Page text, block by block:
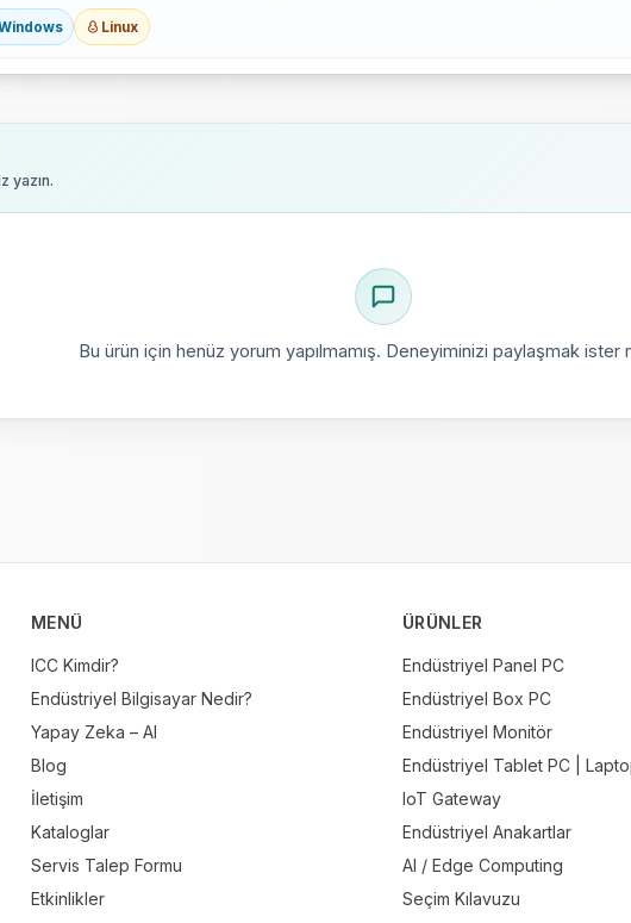
Linux
yazın.
Bu ürün için henüz yorum yapılmamış. Deneyiminizi paylaşmak ister
MENÜ
ICC Kimdir?
Endüstriyel Bilgisayar Nedir?
Yapay Zeka – AI
Blog
İletişim
Kataloglar
Servis Talep Formu
Etkinlikler
ÜRÜNLER
Endüstriyel Panel PC
Endüstriyel Box PC
Endüstriyel Monitör
Endüstriyel Tablet PC |
IoT Gateway
Endüstriyel Anakartlar
AI / Edge Computing
Seçim Kılavuzu